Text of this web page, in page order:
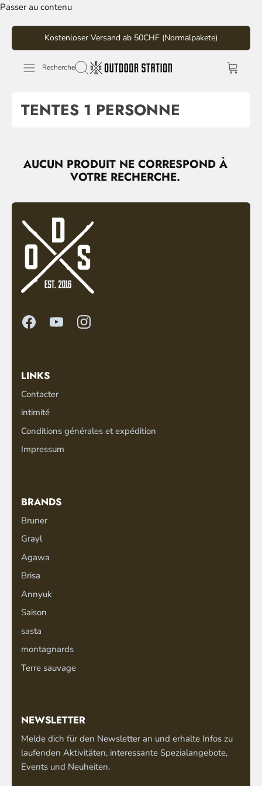
Passer au contenu
Kostenloser Versand ab 50CHF (Normalpakete)
Recherche
TENTES 1 PERSONNE
AUCUN PRODUIT NE CORRESPOND À
VOTRE RECHERCHE.
LINKS
Contacter
intimité
Conditions générales et expédition
Impressum
BRANDS
Bruner
Grayl
Agawa
Brisa
Annyuk
Saison
sasta
montagnards
Terre sauvage
NEWSLETTER
Melde dich für den Newsletter an und erhalte Infos zu
laufenden Aktivitäten, interessante Spezialangebote,
Events und Neuheiten.